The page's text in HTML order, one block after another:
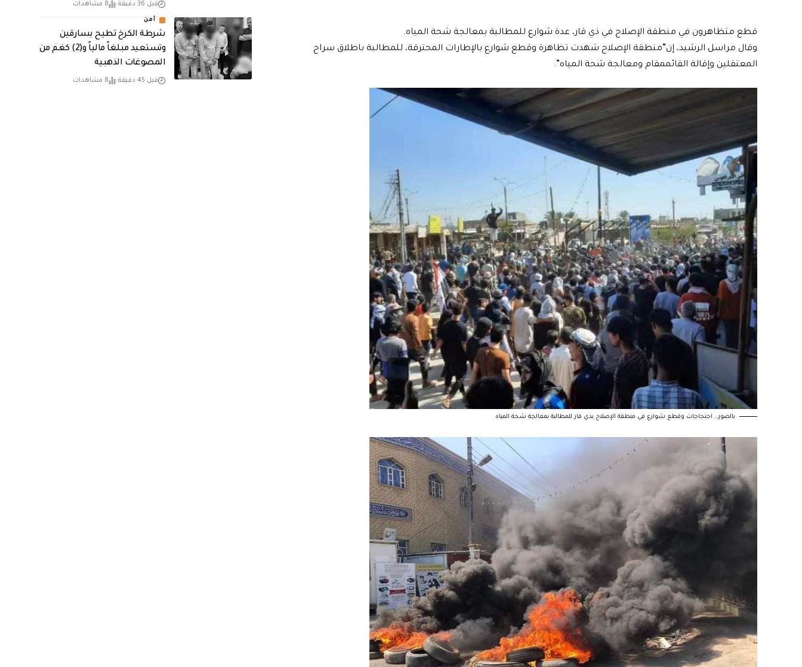
قطع متظاهرون في منطقة الإصلاح في ذي قار، عدة شوارع للمطالبة بمعالجة شحة المياه.
وقال مراسل الرشيد، إن”منطقة الإصلاح شهدت تظاهرة وقطع شوارع بالإطارات المحترقة، للمطالبة باطلاق سراح
المعتقلين وإقالة القائممقام ومعالجة شحة المياه”.
بالصور.. احتجاجات وقطع شوارع في منطقة الإصلاح بذي قار للمطالبة بمعالجة شحة المياه
قبل 36 دقيقة 8 مشاهدات
أمن
شرطة الكرخ تطيح بسارقين
وتستعيد مبلغاً مالياً و(2) كغم من
المصوغات الذهبية
قبل 45 دقيقة 8 مشاهدات